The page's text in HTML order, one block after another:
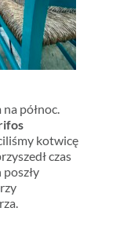
północ.
kotwicę
czas